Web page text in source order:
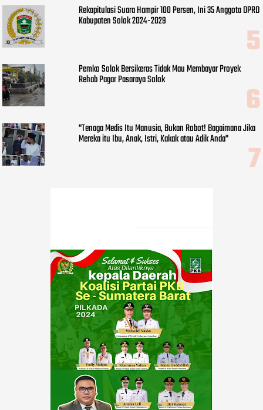
Rekapitulasi Suara Hampir 100 Persen, Ini 35 Anggota DPRD
Kabupaten Solok 2024-2029
Pemko Solok Bersikeras Tidak Mau Membayar Proyek
Rehab Pagar Pasaraya Solok
"Tenaga Medis Itu Manusia, Bukan Robot! Bagaimana Jika
Mereka itu Ibu, Anak, Istri, Kakak atau Adik Anda"